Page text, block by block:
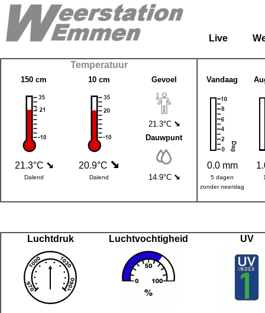
Live
Temperatuur
150 cm
21.3°C
Dalend
10 cm
20.9°C
Dalend
Gevoel
21.3°C
Dauwpunt
14.9°C
Vandaag
0.0 mm
5 dagen
zonder neerslag
Luchtdruk Luchtvochtigheid UV